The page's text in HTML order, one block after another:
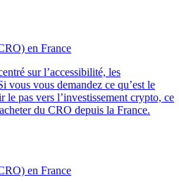
en France
sur l’accessibilité, les
vous vous demandez ce qu’est le
pas vers l’investissement crypto, ce
du CRO depuis la France.
en France